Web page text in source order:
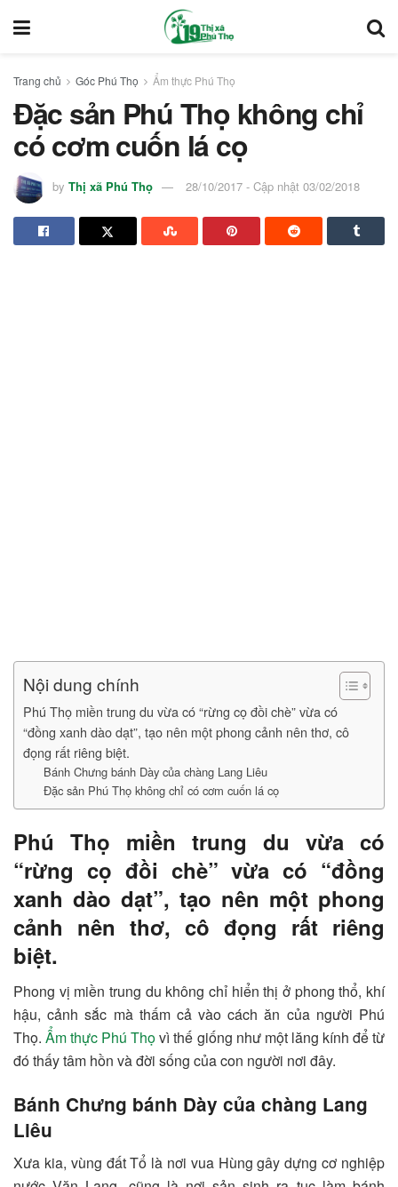
Trang chủ Góc Phú Thọ Ẩm thực Phú Thọ
Đặc sản Phú Thọ không chỉ
có cơm cuốn lá cọ
by Thị xã Phú Thọ 28/10/2017 - Cập nhật 03/02/2018
Nội dung chính
Phú Thọ miền trung du vừa có “rừng cọ đồi chè” vừa có
“đồng xanh dào dạt”, tạo nên một phong cảnh nên thơ, cô
đọng rất riêng biệt.
Bánh Chưng bánh Dày của chàng Lang Liêu
Đặc sản Phú Thọ không chỉ có cơm cuốn lá cọ
Phú Thọ miền trung du vừa có
“rừng cọ đồi chè” vừa có “đồng
xanh dào dạt”, tạo nên một phong
cảnh nên thơ, cô đọng rất riêng
biệt.
Phong vị miền trung du không chỉ hiển thị ở phong thổ, khí
hậu, cảnh sắc mà thấm cả vào cách ăn của người Phú
Thọ.Ẩm thực Phú Thọvì thế giống như một lăng kính để từ
đó thấy tâm hồn và đời sống của con người nơi đây.
Bánh Chưng bánh Dày của chàng Lang
Liêu
Xưa kia, vùng đất Tổ là nơi vua Hùng gây dựng cơ nghiệp